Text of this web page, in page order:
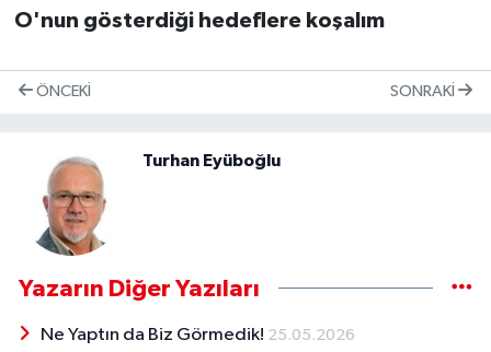
O'nun gösterdiği hedeflere koşalım
ÖNCEKI SONRAKI
Turhan Eyüboğlu
Yazarın Diğer Yazıları
Ne Yaptın da Biz Görmedik! 25.05.2026